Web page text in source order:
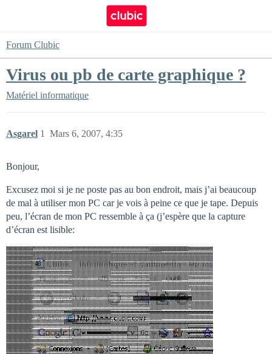
Forum Clubic
Virus ou pb de carte graphique ?
Matériel informatique
Asgarel Mars 6, 2007, 4:35
1
Bonjour,
Excusez moi si je ne poste pas au bon endroit, mais j’ai beaucoup
de mal à utiliser mon PC car je vois à peine ce que je tape. Depuis
peu, l’écran de mon PC ressemble à ça (j’espère que la capture
d’écran est lisible: